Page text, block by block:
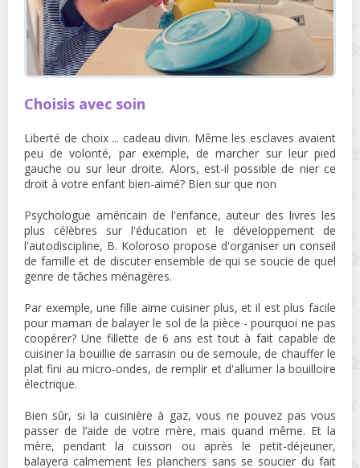
Choisis avec soin
Liberté de choix ... cadeau divin. Même les esclaves avaient
peu de volonté, par exemple, de marcher sur leur pied
gauche ou sur leur droite. Alors, est-il possible de nier ce
droit à votre enfant bien-aimé? Bien sur que non
Psychologue américain de l'enfance, auteur des livres les
plus célèbres sur l'éducation et le développement de
l'autodiscipline, B. Koloroso propose d'organiser un conseil
de famille et de discuter ensemble de qui se soucie de quel
genre de tâches ménagères.
Par exemple, une fille aime cuisiner plus, et il est plus facile
pour maman de balayer le sol de la pièce - pourquoi ne pas
coopérer? Une fillette de 6 ans est tout à fait capable de
cuisiner la bouillie de sarrasin ou de semoule, de chauffer le
plat fini au micro-ondes, de remplir et d'allumer la bouilloire
électrique.
Bien sûr, si la cuisinière à gaz, vous ne pouvez pas vous
passer de l’aide de votre mère, mais quand même. Et la
mère, pendant la cuisson ou après le petit-déjeuner,
balayera calmement les planchers sans se soucier du fait